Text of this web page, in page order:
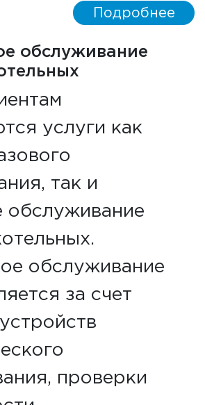
Подробнее
обслуживание
услуги как
так и
обслуживание
обслуживание
за счет
проверки